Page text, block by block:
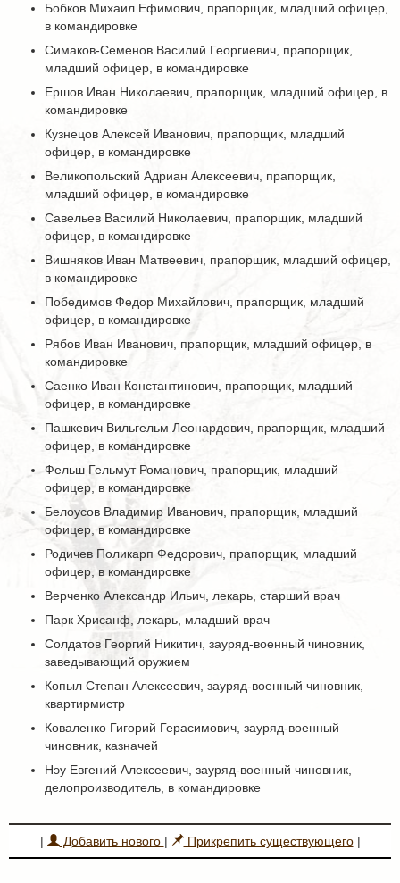
Бобков Михаил Ефимович, прапорщик, младший офицер,
в командировке
Симаков-Семенов Василий Георгиевич, прапорщик,
младший офицер, в командировке
Ершов Иван Николаевич, прапорщик, младший офицер, в
командировке
Кузнецов Алексей Иванович, прапорщик, младший
офицер, в командировке
Великопольский Адриан Алексеевич, прапорщик,
младший офицер, в командировке
Савельев Василий Николаевич, прапорщик, младший
офицер, в командировке
Вишняков Иван Матвеевич, прапорщик, младший офицер,
в командировке
Победимов Федор Михайлович, прапорщик, младший
офицер, в командировке
Рябов Иван Иванович, прапорщик, младший офицер, в
командировке
Саенко Иван Константинович, прапорщик, младший
офицер, в командировке
Пашкевич Вильгельм Леонардович, прапорщик, младший
офицер, в командировке
Фельш Гельмут Романович, прапорщик, младший
офицер, в командировке
Белоусов Владимир Иванович, прапорщик, младший
офицер, в командировке
Родичев Поликарп Федорович, прапорщик, младший
офицер, в командировке
Верченко Александр Ильич, лекарь, старший врач
Парк Хрисанф, лекарь, младший врач
Солдатов Георгий Никитич, зауряд-военный чиновник,
заведывающий оружием
Копыл Степан Алексеевич, зауряд-военный чиновник,
квартирмистр
Коваленко Гигорий Герасимович, зауряд-военный
чиновник, казначей
Нэу Евгений Алексеевич, зауряд-военный чиновник,
делопроизводитель, в командировке
| Добавить нового | Прикрепить существующего|